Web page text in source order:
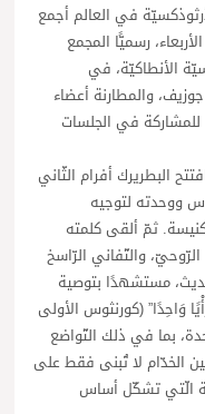
في العالم أجمع
رسميًّا المجمع
الأنطاكيّة، في
والمطارنة أعضاء
للمشاركة في الجلسات
البطريرك أفرام الثّاني
ووحدته لتوجيه
ثمّ ألقى كلمته
الرّوحيّ، والتّفاني الرّاسخ
مستشهدًا بتوصية
وَاحِدًا” (كورنثوس الأولى
بما في ذلك التّواضع
الخدّام لا تُبنى فقط على
الّتي تشكّل أساس